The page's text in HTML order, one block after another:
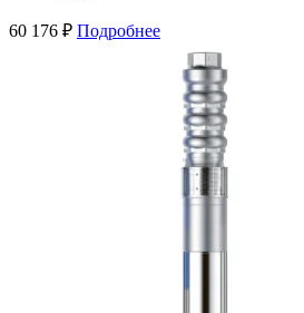
60 176 ₽ Подробнее